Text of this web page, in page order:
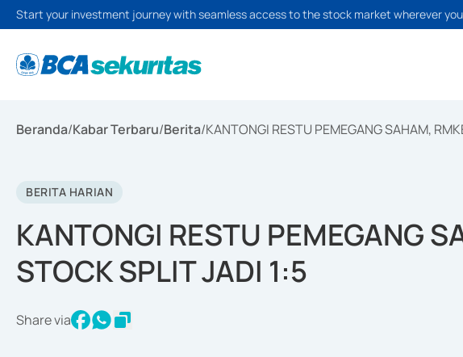
Start your investment journey with seamless access to the stock market wherever
Beranda/Kabar Terbaru/Berita/KANTONGI RESTU PEMEGANG SAHAM,
BERITA HARIAN
KANTONGI RESTU PEMEGANG
STOCK SPLIT JADI 1:5
Share via